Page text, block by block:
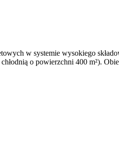
w systemie wysokiego
o powierzchni 400 m²).